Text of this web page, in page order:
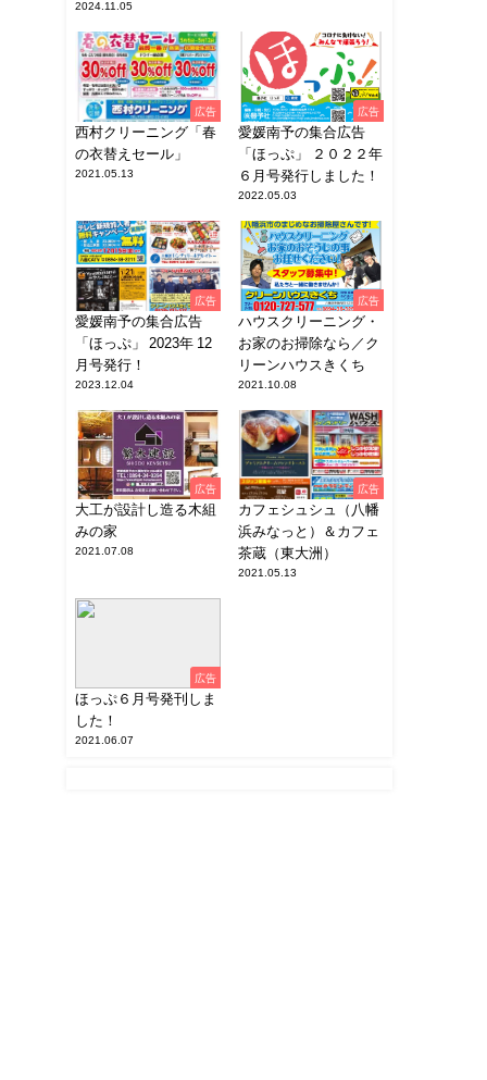
2024.11.05
広告
西村クリーニング「春
の衣替えセール」
2021.05.13
広告
愛媛南予の集合広告
「ほっぷ」 ２０２２年
６月号発行しました！
2022.05.03
広告
愛媛南予の集合広告
「ほっぷ」 2023年 12
月号発行！
2023.12.04
広告
ハウスクリーニング・
お家のお掃除なら／ク
リーンハウスきくち
2021.10.08
広告
大工が設計し造る木組
みの家
2021.07.08
広告
カフェシュシュ（八幡
浜みなっと）＆カフェ
茶蔵（東大洲）
2021.05.13
広告
ほっぷ６月号発刊しま
した！
2021.06.07